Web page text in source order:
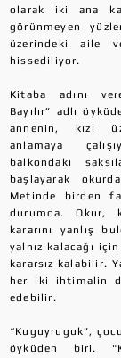
olarak iki ana
görünmeyen
üzerindeki aile
hissediliyor.
Kitaba adını
Bayılır” adlı
annenin, kızı
anlamaya
balkondaki
başlayarak
Metinde birden
durumda. Okur,
kararını yanlış
yalnız kalacağı
kararsız kalabilir.
her iki ihtimalin
edebilir.
“Kuguyruguk”,
öyküden biri.